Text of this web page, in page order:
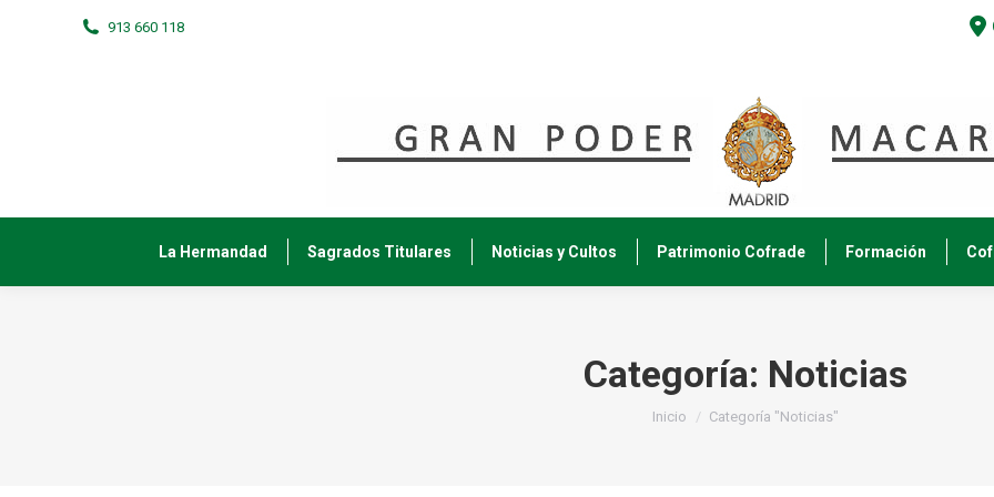
913 660 118
La Hermandad Sagrados Titulares Noticias y Cultos Patrimonio Cofrade Formación
Categoría: Noticias
Estás aquí:
Inicio Categoría "Noticias"